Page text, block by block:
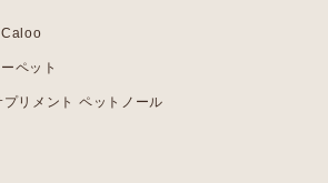
Caloo
ペット
リメント ペットノール